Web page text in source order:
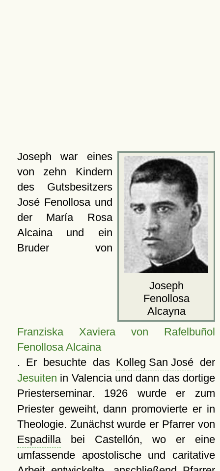
Joseph
Fenollosa
Alcayna
Joseph war eines
von zehn Kindern
des Gutsbesitzers
José Fenollosa und
der María Rosa
Alcaina und ein
Bruder von
Franziska Xaviera von Rafelbuñol
Fenollosa Alcaina
. Er besuchte das Kolleg San José der
Jesuiten in Valencia und dann das dortige
Priesterseminar. 1926 wurde er zum
Priester geweiht, dann promovierte er in
Theologie. Zunächst wurde er Pfarrer von
Espadillabei Castellón, wo er eine
umfassende apostolische und caritative